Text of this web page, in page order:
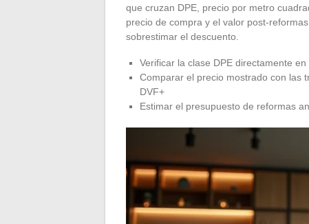
que cruzan DPE, precio por metro
precio de compra y el valor post-
sobrestimar el descuento.
Verificar la clase DPE directamente
Comparar el precio mostrado con las
DVF+
Estimar el presupuesto de reformas